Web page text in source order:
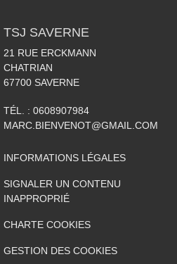
TSJ SAVERNE
21 RUE ERCKMANN
CHATRIAN
67700 SAVERNE
TÉL. : 0608907984
MARC.BIENVENOT@GMAIL.COM
INFORMATIONS LÉGALES
SIGNALER UN CONTENU
INAPPROPRIÉ
CHARTE COOKIES
GESTION DES COOKIES